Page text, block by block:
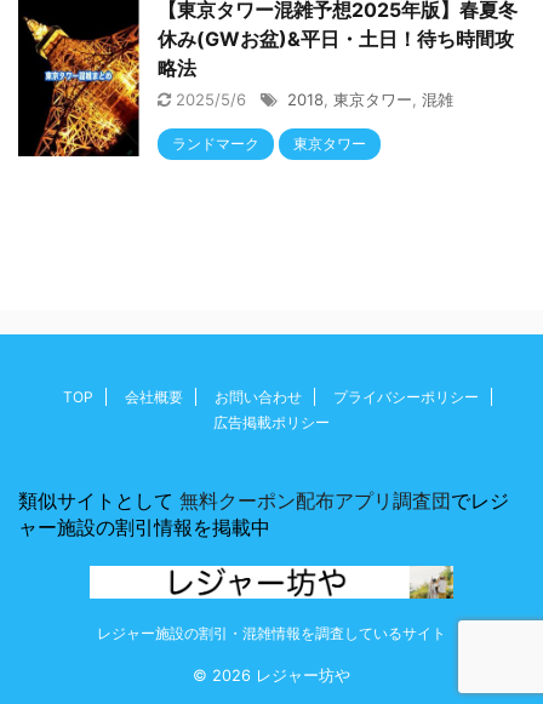
【東京タワー混雑予想2025年版】春夏冬
休み(GWお盆)&平日・土日！待ち時間攻
略法
2025/5/6 2018 東京タワー 混雑
ランドマーク 東京タワー
TOP 会社概要 お問い合わせ
プライバシーポリシー
広告掲載ポリシー
類似サイトとして 無料クーポン配布アプリ調査団でレジ
ャー施設の割引情報を掲載中
レジャー施設の割引・混雑情報を調査しているサイト
© 2026 レジャー坊や